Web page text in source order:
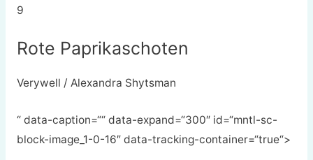
9
Rote Paprikaschoten
Verywell / Alexandra Shytsman
“ data-caption=““ data-expand=“300″ id=“mntl-sc-
block-image_1-0-16″ data-tracking-container=“true“>